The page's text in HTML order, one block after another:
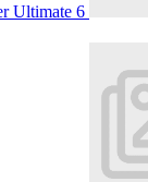
Ultimate 6